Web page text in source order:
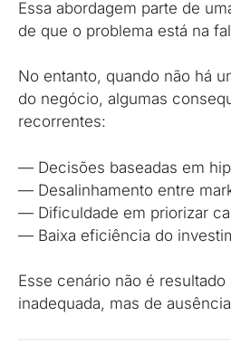
Essa abordagem parte de
de que o problema está na
No entanto, quando não há
do negócio, algumas
recorrentes:
— Decisões baseadas em
— Desalinhamento entre
— Dificuldade em priorizar
— Baixa eficiência do
Esse cenário não é
inadequada, mas de